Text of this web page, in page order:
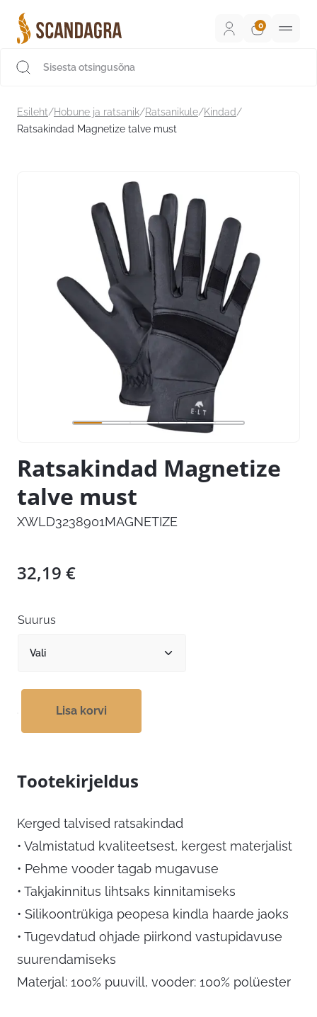
sisu
juurde
Esileht/Hobune ja ratsanik/Ratsanikule/Kindad/
Ratsakindad Magnetize talve must
Ratsakindad Magnetize
talve must
XWLD3238901MAGNETIZE
32,19 €
Suurus
Lisa korvi
Tootekirjeldus
Kerged talvised ratsakindad
• Valmistatud kvaliteetsest, kergest materjalist
• Pehme vooder tagab mugavuse
• Takjakinnitus lihtsaks kinnitamiseks
• Silikoontrükiga peopesa kindla haarde jaoks
• Tugevdatud ohjade piirkond vastupidavuse
suurendamiseks
Materjal: 100% puuvill, vooder: 100% polüester